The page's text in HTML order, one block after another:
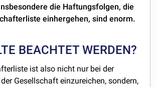
die Haftungsfolgen, die
einhergehen, sind enorm.
BEACHTET WERDEN?
ist also nicht nur bei der
Gesellschaft einzureichen, sondern,